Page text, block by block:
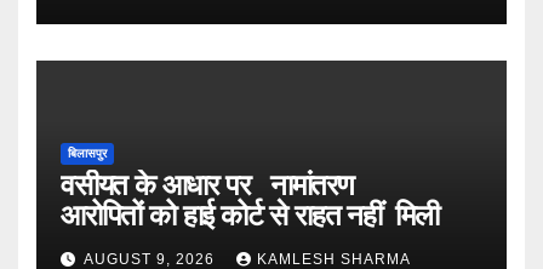
बिलासपुर
वसीयत के आधार पर नामांतरण
आरोपितों को हाई कोर्ट से राहत नहीं मिली
AUGUST 9, 2026 KAMLESH SHARMA